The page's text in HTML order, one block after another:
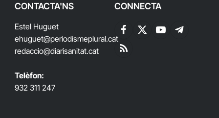
CONTACTA'NS
Estel Huguet
ehuguet@periodismeplural.cat
redaccio@diarisanitat.cat
Telèfon:
932 311 247
CONNECTA
Facebook
X
YouTubeTelegram
RSS